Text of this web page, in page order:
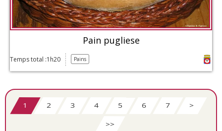
Pain pugliese
Temps total :1h20 Pains
1 2 3 4 5 6 7 >
>>